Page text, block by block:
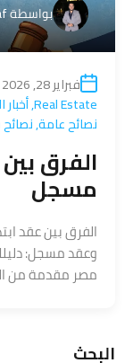
بواسطة
فبراير 28, 2026
Real Estate
,
نصائح عامة,
الفرق
مسجل
الفرق بين عقد
وعقد مسجل:
مصر مقدمة من
البحث